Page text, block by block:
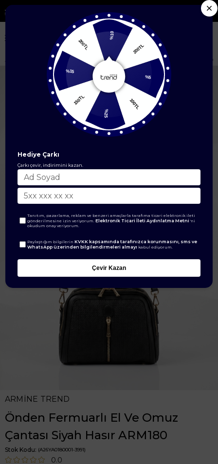
Sezon Ürünlerde %50'ye Varan İndirim
Çanta & Cüzdan Modelleri Önden Fermuarlı El Ve
ARMİNE TREND
Önden Fermuarlı El Ve Omuz
Çantası Siyah Hasır ARM180
Stok Kodu (A26YA0180001-3991)
0.0
%10
200TL
%5
100TL
%25
150TL
%15
200TL
Hediye Çarkı
Çarkı çevir, indirimini kazan.
Tanıtım, pazarlama, reklam ve benzeri amaçlarla tarafıma ticari elektronik ileti
gönderilmesine izin veriyorum.Elektronik Ticari İleti Aydınlatma Metni 'ni
okudum onay veriyorum.
Paylaştığım bilgilerinKVKK kapsamında tarafınızca korunmasını, sms ve
WhatsApp üzerinden bilgilendirmeleri almayı kabul ediyorum.
Çevir Kazan